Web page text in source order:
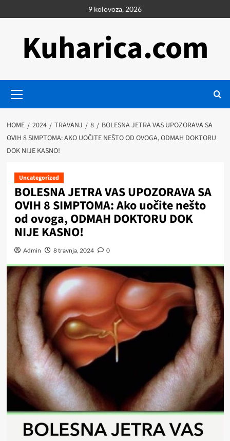
to
9 kolovoza, 2026
Kuharica.com
Menu
HOME 2024 TRAVANJ 8
BOLESNA JETRA VAS UPOZORAVA SA
OVIH 8 SIMPTOMA: AKO UOČITE NEŠTO OD OVOGA, ODMAH DOKTORU
DOK NIJE KASNO!
Uncategorized
BOLESNA JETRA VAS UPOZORAVA SA
OVIH 8 SIMPTOMA: Ako uočite nešto
od ovoga, ODMAH DOKTORU DOK
NIJE KASNO!
Admin 8 travnja, 2024 0